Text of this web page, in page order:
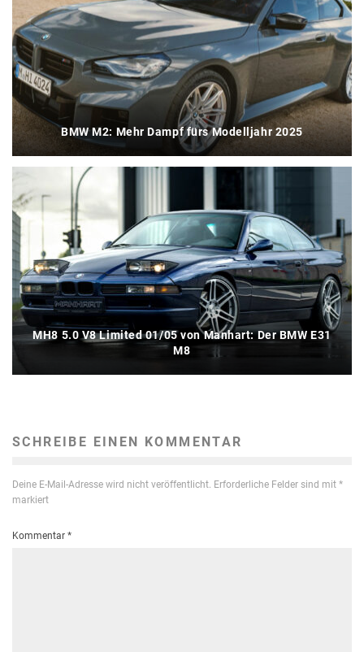
BMW M2: Mehr Dampf fürs Modelljahr 2025
MH8 5.0 V8 Limited 01/05 von Manhart: Der BMW E31
M8
SCHREIBE EINEN KOMMENTAR
Deine E-Mail-Adresse wird nicht veröffentlicht. Erforderliche Felder sind mit *
markiert
Kommentar *